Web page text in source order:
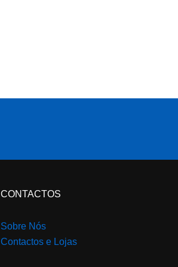
CONTACTOS
Sobre Nós
Contactos e Lojas